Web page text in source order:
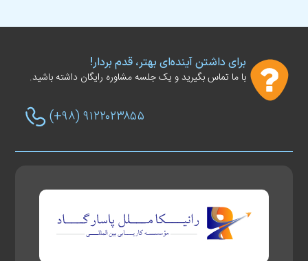
برای داشتن آینده‌ای بهتر، قدم بردار!
با ما تماس بگیرید و یک جلسه مشاوره رایگان داشته باشید.
(+۹۸) ۹۱۲۲۰۲۳۸۵۵